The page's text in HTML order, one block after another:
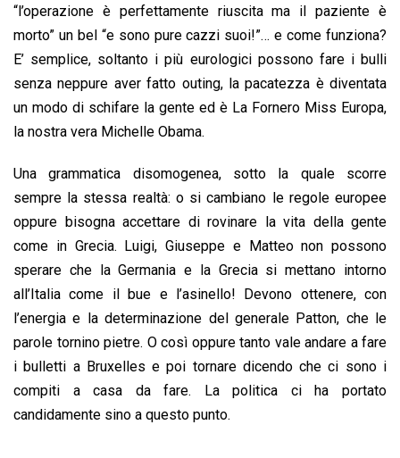
“l’operazione è perfettamente riuscita ma il paziente è
morto” un bel “e sono pure cazzi suoi!”… e come funziona?
E’ semplice, soltanto i più eurologici possono fare i bulli
senza neppure aver fatto outing, la pacatezza è diventata
un modo di schifare la gente ed è La Fornero Miss Europa,
la nostra vera Michelle Obama.
Una grammatica disomogenea, sotto la quale scorre
sempre la stessa realtà: o si cambiano le regole europee
oppure bisogna accettare di rovinare la vita della gente
come in Grecia. Luigi, Giuseppe e Matteo non possono
sperare che la Germania e la Grecia si mettano intorno
all’Italia come il bue e l’asinello! Devono ottenere, con
l’energia e la determinazione del generale Patton, che le
parole tornino pietre. O così oppure tanto vale andare a fare
i bulletti a Bruxelles e poi tornare dicendo che ci sono i
compiti a casa da fare. La politica ci ha portato
candidamente sino a questo punto.